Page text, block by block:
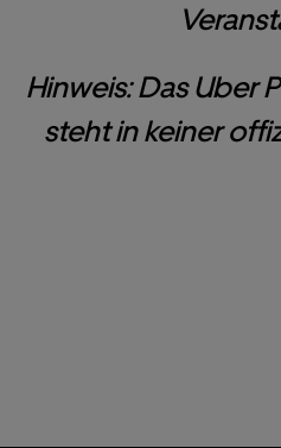
Hinweis: Das Uber
steht in keiner